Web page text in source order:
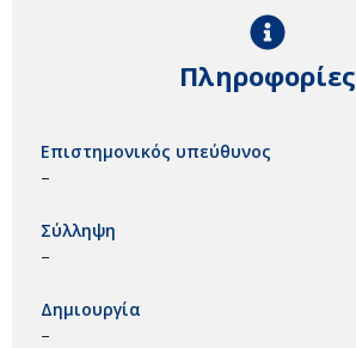
Πληροφορίες
Επιστημονικός υπεύθυνος
–
Σύλληψη
–
Δημιουργία
–